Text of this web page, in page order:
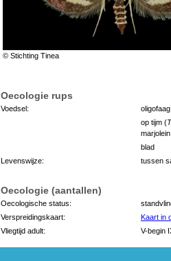
© Stichting Tinea
Oecologie rups
Voedsel:
oligofaag
op tijm (
blad
Levenswijze:
tussen
Oecologie (aantallen)
Oecologische status:
Verspreidingskaart:
Kaart in
Vliegtijd adult:
V-begin